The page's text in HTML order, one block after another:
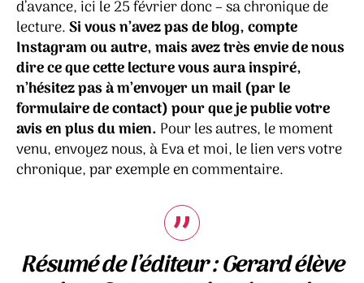
d’avance, ici le 25 février donc – sa chronique de
lecture.Si vous n’avez pas de blog, compte
Instagram ou autre, mais avez très envie de nous
dire ce que cette lecture vous aura inspiré,
n’hésitez pas à m’envoyer un mail (par le
formulaire de contact) pour que je publie votre
avis en plus du mien. Pour les autres, le moment
venu, envoyez nous, à Eva et moi, le lien vers votre
chronique, par exemple en commentaire.
Résumé de l’éditeur :Gerard élève